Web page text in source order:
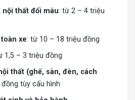
nội thất đổi màu: từ 2 – 4 triệu
xe: từ 10 – 18 triệu đồng
1,5 – 3 triệu đồng
thất (ghế, sàn, đèn, cách
tùy cấu hình